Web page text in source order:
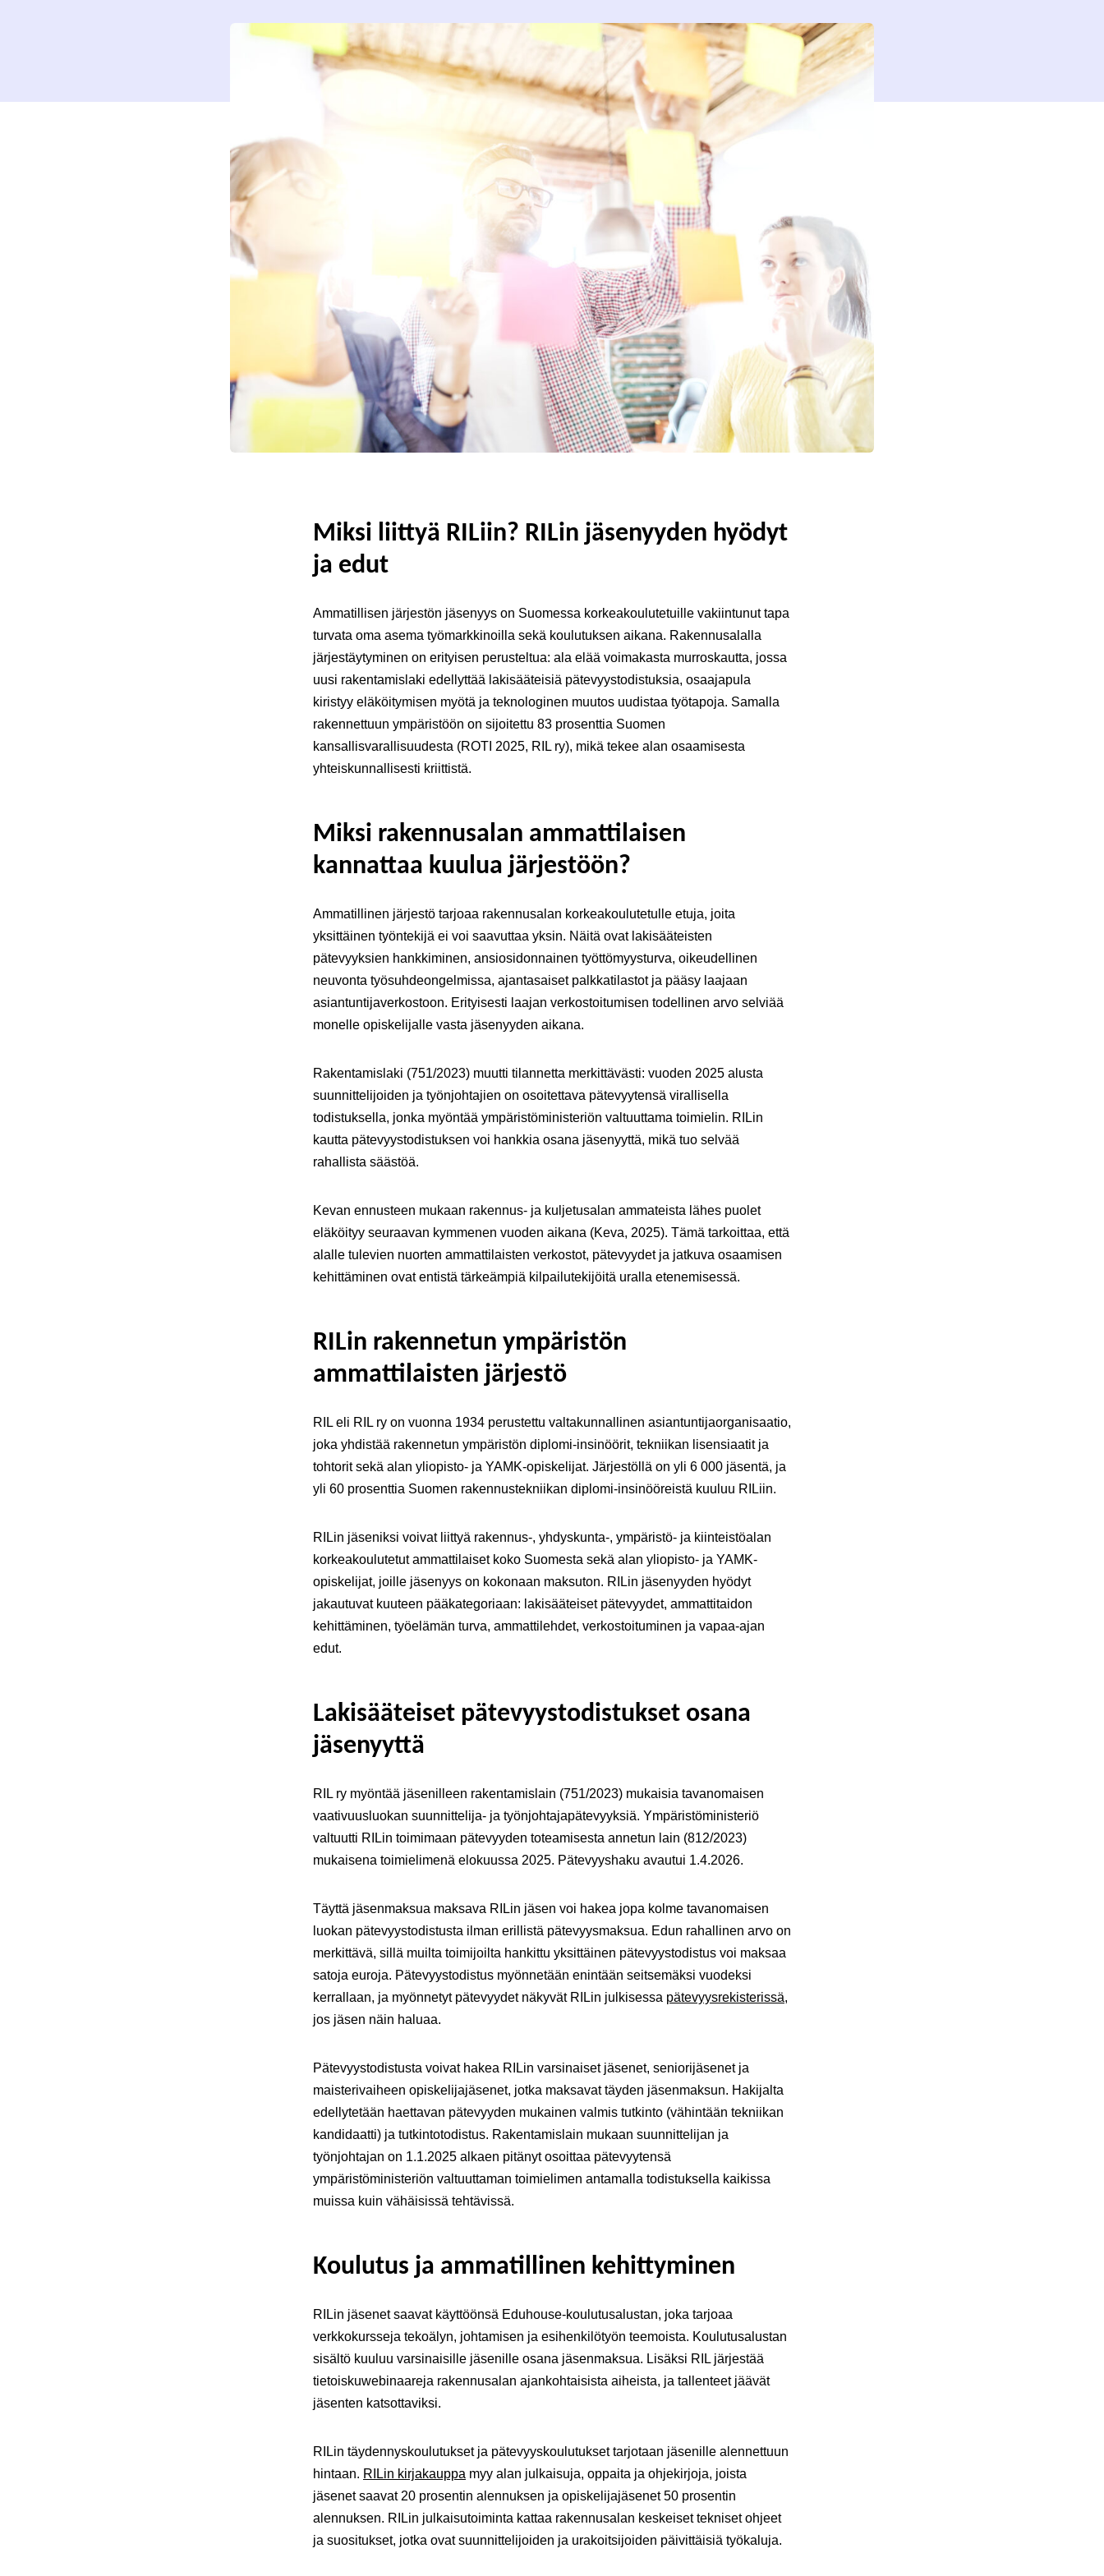
Miksi liittyä RILiin? RILin jäsenyyden hyödyt
ja edut
Ammatillisen järjestön jäsenyys on Suomessa korkeakoulutetuille vakiintunut tapa
turvata oma asema työmarkkinoilla sekä koulutuksen aikana. Rakennusalalla
järjestäytyminen on erityisen perusteltua: ala elää voimakasta murroskautta, jossa
uusi rakentamislaki edellyttää lakisääteisiä pätevyystodistuksia, osaajapula
kiristyy eläköitymisen myötä ja teknologinen muutos uudistaa työtapoja. Samalla
rakennettuun ympäristöön on sijoitettu 83 prosenttia Suomen
kansallisvarallisuudesta (ROTI 2025, RIL ry), mikä tekee alan osaamisesta
yhteiskunnallisesti kriittistä.
Miksi rakennusalan ammattilaisen
kannattaa kuulua järjestöön?
Ammatillinen järjestö tarjoaa rakennusalan korkeakoulutetulle etuja, joita
yksittäinen työntekijä ei voi saavuttaa yksin. Näitä ovat lakisääteisten
pätevyyksien hankkiminen, ansiosidonnainen työttömyysturva, oikeudellinen
neuvonta työsuhdeongelmissa, ajantasaiset palkkatilastot ja pääsy laajaan
asiantuntijaverkostoon. Erityisesti laajan verkostoitumisen todellinen arvo selviää
monelle opiskelijalle vasta jäsenyyden aikana.
Rakentamislaki (751/2023) muutti tilannetta merkittävästi: vuoden 2025 alusta
suunnittelijoiden ja työnjohtajien on osoitettava pätevyytensä virallisella
todistuksella, jonka myöntää ympäristöministeriön valtuuttama toimielin. RILin
kautta pätevyystodistuksen voi hankkia osana jäsenyyttä, mikä tuo selvää
rahallista säästöä.
Kevan ennusteen mukaan rakennus- ja kuljetusalan ammateista lähes puolet
eläköityy seuraavan kymmenen vuoden aikana (Keva, 2025). Tämä tarkoittaa, että
alalle tulevien nuorten ammattilaisten verkostot, pätevyydet ja jatkuva osaamisen
kehittäminen ovat entistä tärkeämpiä kilpailutekijöitä uralla etenemisessä.
RILin rakennetun ympäristön
ammattilaisten järjestö
RIL eli RIL ry on vuonna 1934 perustettu valtakunnallinen asiantuntijaorganisaatio,
joka yhdistää rakennetun ympäristön diplomi-insinöörit, tekniikan lisensiaatit ja
tohtorit sekä alan yliopisto- ja YAMK-opiskelijat. Järjestöllä on yli 6 000 jäsentä, ja
yli 60 prosenttia Suomen rakennustekniikan diplomi-insinööreistä kuuluu RILiin.
RILin jäseniksi voivat liittyä rakennus-, yhdyskunta-, ympäristö- ja kiinteistöalan
korkeakoulutetut ammattilaiset koko Suomesta sekä alan yliopisto- ja YAMK-
opiskelijat, joille jäsenyys on kokonaan maksuton. RILin jäsenyyden hyödyt
jakautuvat kuuteen pääkategoriaan: lakisääteiset pätevyydet, ammattitaidon
kehittäminen, työelämän turva, ammattilehdet, verkostoituminen ja vapaa-ajan
edut.
Lakisääteiset pätevyystodistukset osana
jäsenyyttä
RIL ry myöntää jäsenilleen rakentamislain (751/2023) mukaisia tavanomaisen
vaativuusluokan suunnittelija- ja työnjohtajapätevyyksiä. Ympäristöministeriö
valtuutti RILin toimimaan pätevyyden toteamisesta annetun lain (812/2023)
mukaisena toimielimenä elokuussa 2025. Pätevyyshaku avautui 1.4.2026.
Täyttä jäsenmaksua maksava RILin jäsen voi hakea jopa kolme tavanomaisen
luokan pätevyystodistusta ilman erillistä pätevyysmaksua. Edun rahallinen arvo on
merkittävä, sillä muilta toimijoilta hankittu yksittäinen pätevyystodistus voi maksaa
satoja euroja. Pätevyystodistus myönnetään enintään seitsemäksi vuodeksi
kerrallaan, ja myönnetyt pätevyydet näkyvät RILin julkisessa pätevyysrekisterissä,
jos jäsen näin haluaa.
Pätevyystodistusta voivat hakea RILin varsinaiset jäsenet, seniorijäsenet ja
maisterivaiheen opiskelijajäsenet, jotka maksavat täyden jäsenmaksun. Hakijalta
edellytetään haettavan pätevyyden mukainen valmis tutkinto (vähintään tekniikan
kandidaatti) ja tutkintotodistus. Rakentamislain mukaan suunnittelijan ja
työnjohtajan on 1.1.2025 alkaen pitänyt osoittaa pätevyytensä
ympäristöministeriön valtuuttaman toimielimen antamalla todistuksella kaikissa
muissa kuin vähäisissä tehtävissä.
Koulutus ja ammatillinen kehittyminen
RILin jäsenet saavat käyttöönsä Eduhouse-koulutusalustan, joka tarjoaa
verkkokursseja tekoälyn, johtamisen ja esihenkilötyön teemoista. Koulutusalustan
sisältö kuuluu varsinaisille jäsenille osana jäsenmaksua. Lisäksi RIL järjestää
tietoiskuwebinaareja rakennusalan ajankohtaisista aiheista, ja tallenteet jäävät
jäsenten katsottaviksi.
RILin täydennyskoulutukset ja pätevyyskoulutukset tarjotaan jäsenille alennettuun
hintaan. RILin kirjakauppa myy alan julkaisuja, oppaita ja ohjekirjoja, joista
jäsenet saavat 20 prosentin alennuksen ja opiskelijajäsenet 50 prosentin
alennuksen. RILin julkaisutoiminta kattaa rakennusalan keskeiset tekniset ohjeet
ja suositukset, jotka ovat suunnittelijoiden ja urakoitsijoiden päivittäisiä työkaluja.